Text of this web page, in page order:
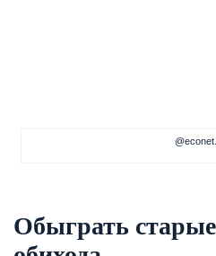
Обыграть